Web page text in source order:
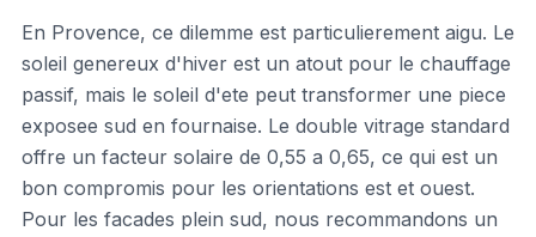
En Provence, ce dilemme est particulierement aigu. Le
soleil genereux d'hiver est un atout pour le chauffage
passif, mais le soleil d'ete peut transformer une piece
exposee sud en fournaise. Le double vitrage standard
offre un facteur solaire de 0,55 a 0,65, ce qui est un
bon compromis pour les orientations est et ouest.
Pour les facades plein sud, nous recommandons un